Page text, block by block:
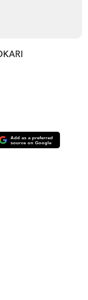
Add as a preferred
source on Google